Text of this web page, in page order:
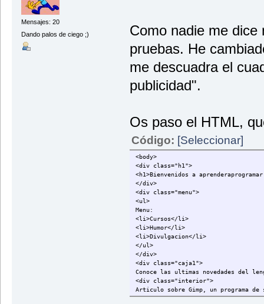
Mensajes: 20
Dando palos de ciego ;)
Como nadie me dice
pruebas. He
me descuadra el
publicidad".
Os paso el HTML,
Código: [Seleccionar]
<body>
<div class="h1">
<h1>Bienvenidos a
</div>
<div class="menu">
<ul>
Menu:
<li>Cursos</li>
<li>Humor</li>
<li>Divulgacion</li>
</ul>
</div>
<div class="caja1">
Conoce las ultimas novedades del
<div class="interior">
Articulo sobre Gimp, un programa
</div>